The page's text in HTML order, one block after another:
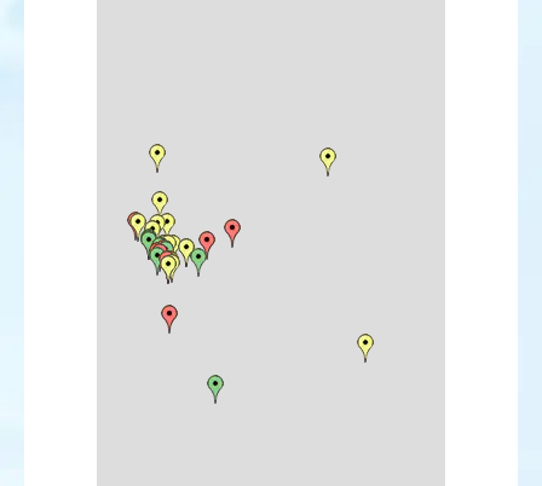
Pipit de Richard
Pipit de Godlewski
Bergeronnette orientale
Tarier de Sibérie
Traquet isabelle
Grivette à dos olive
Grive à gorge noire
Locustelle luscinioïde
Rousserolle des buissons
Pouillot verdâtre